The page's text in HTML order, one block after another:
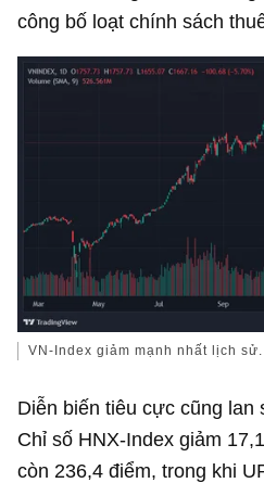
công bố loạt chính sách
VN-Index giảm mạnh nhất lịch
Diễn biến tiêu cực cũng lan
Chỉ số HNX-Index giảm
còn 236,4 điểm, trong khi